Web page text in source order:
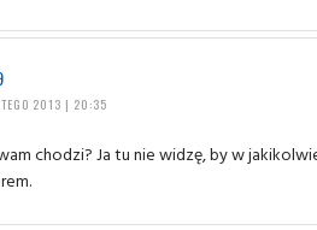
2013 | 20:35
chodzi? Ja tu nie widzę, by w